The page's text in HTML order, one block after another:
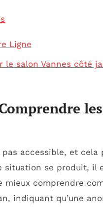
Ligne
le salon Vannes côté
les
accessible, et
situation se produit, il
comprendre
indiquant qu’une